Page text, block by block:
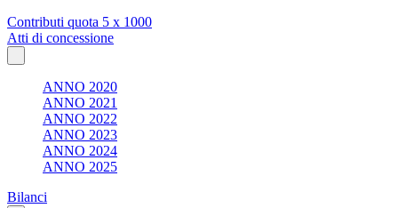
Contributi quota 5 x 1000
Atti di concessione
ANNO 2020
ANNO 2021
ANNO 2022
ANNO 2023
ANNO 2024
ANNO 2025
Bilanci